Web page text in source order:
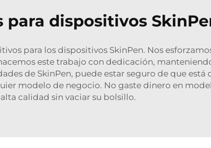
dispositivos
para los dispositivos SkinPen. Nos
este trabajo con dedicación,
de SkinPen, puede estar seguro de que
modelo de negocio. No gaste dinero en
calidad sin vaciar su bolsillo.